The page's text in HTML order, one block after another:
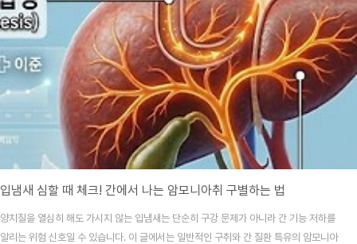
사실 우리 몸에서 가장 ..
입냄새 심할 때 체크! 간에서 나는 암모니아취 구별하는 법
양치질을 열심히 해도 가시지 않는 입냄새는 단순히 구강 문제가 아니라 간 기능 저하를
알리는 위험 신호일 수 있습니다. 이 글에서는 일반적인 구취와 간 질환 특유의 암모니아